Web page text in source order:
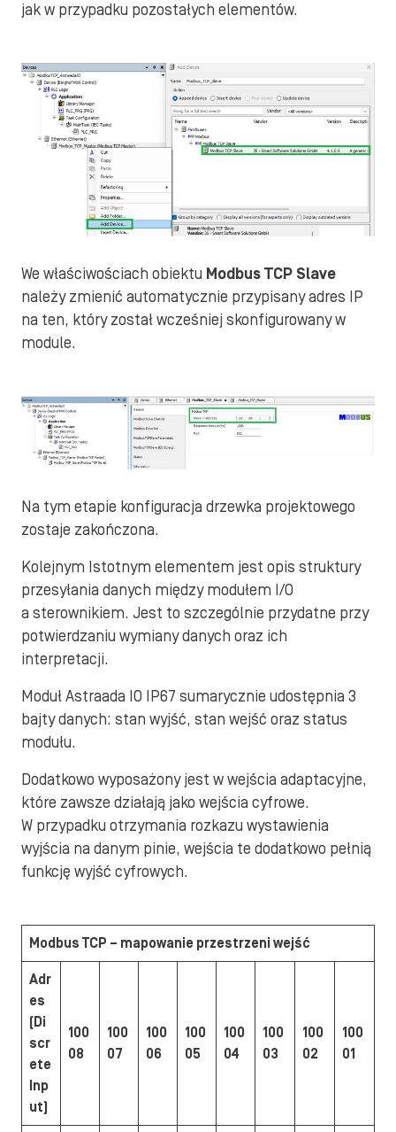
jak w przypadku pozostałych elementów.
We właściwościach obiektu Modbus TCP Slave
należy zmienić automatycznie przypisany adres IP
na ten, który został wcześniej skonfigurowany w
module.
Na tym etapie konfiguracja drzewka projektowego
zostaje zakończona.
Kolejnym Istotnym elementem jest opis struktury
przesyłania danych między modułem I/O
a sterownikiem. Jest to szczególnie przydatne przy
potwierdzaniu wymiany danych oraz ich
interpretacji.
Moduł Astraada IO IP67 sumarycznie udostępnia 3
bajty danych: stan wyjść, stan wejść oraz status
modułu.
Dodatkowo wyposażony jest w wejścia adaptacyjne,
które zawsze działają jako wejścia cyfrowe.
W przypadku otrzymania rozkazu wystawienia
wyjścia na danym pinie, wejścia te dodatkowo pełnią
funkcję wyjść cyfrowych.
Modbus TCP – mapowanie przestrzeni wejść
Adr
es
(Di
scr
ete
Inp
ut)
100
08
100
07
100
06
100
05
100
04
100
03
100
02
100
01